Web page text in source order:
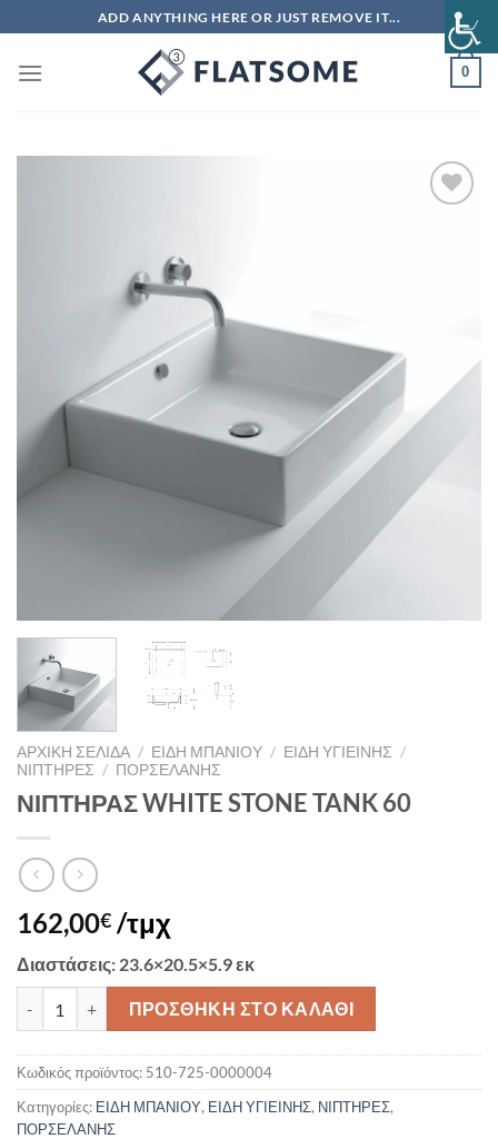
στο
περιεχόμενο
ADD ANYTHING HERE OR JUST REMOVE IT...
0
ΑΡΧΙΚΉ ΣΕΛΊΔΑ / ΕΙΔΗ ΜΠΑΝΙΟΥ / ΕΙΔΗ ΥΓΙΕΙΝΗΣ /
ΝΙΠΤΗΡΕΣ / ΠΟΡΣΕΛΑΝΗΣ
ΝΙΠΤΗΡΑΣ WHITE STONE TANK 60
162,00€ /τμχ
Διαστάσεις: 23.6×20.5×5.9 εκ
ΝΙΠΤΗΡΑΣ WHITE STONE TANK 60 ποσότητα
ΠΡΟΣΘΉΚΗ ΣΤΟ ΚΑΛΆΘΙ
Κωδικός προϊόντος: 510-725-0000004
Κατηγορίες: ΕΙΔΗ ΜΠΑΝΙΟΥ, ΕΙΔΗ ΥΓΙΕΙΝΗΣ, ΝΙΠΤΗΡΕΣ,
ΠΟΡΣΕΛΑΝΗΣ